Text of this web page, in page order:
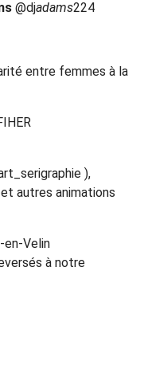
@djadams224
entre femmes à la
),
autres animations
en-Velin
à notre